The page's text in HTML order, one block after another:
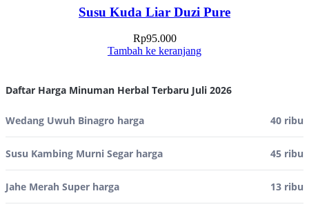
Susu Kuda Liar Duzi Pure
Rp95.000
Tambah ke keranjang
Daftar Harga Minuman Herbal Terbaru Juli 2026
Wedang Uwuh Binagro harga 40 ribu
Susu Kambing Murni Segar harga 45 ribu
Jahe Merah Super harga 13 ribu